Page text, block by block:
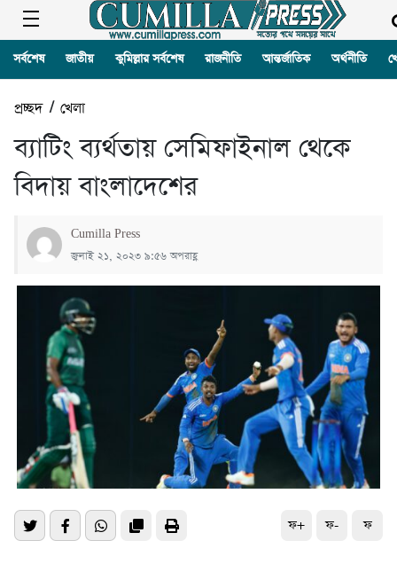
সর্বশেষ জাতীয় কুমিল্লার সর্বশেষ রাজনীতি আন্তর্জাতিক অর্থনীতি
প্রচ্ছদ/ খেলা
ব্যাটিং ব্যর্থতায় সেমিফাইনাল থেকে
বিদায় বাংলাদেশের
Cumilla Press
জুলাই ২১, ২০২৩ ৯:৫৬ অপরাহ্ণ
ফ+ ফ- ফ